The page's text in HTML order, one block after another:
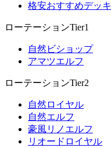
格安おすすめデッキ
ローテーションTier1
自然ビショップ
アマツエルフ
ローテーションTier2
自然ロイヤル
自然エルフ
豪風リノエルフ
リオードロイヤル